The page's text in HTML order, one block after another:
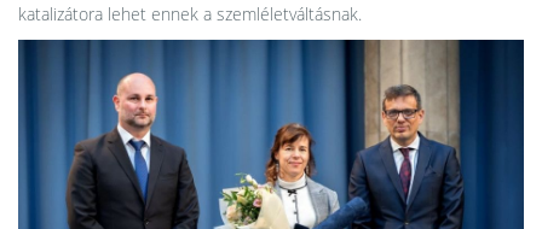
katalizátora lehet ennek a szemléletváltásnak.